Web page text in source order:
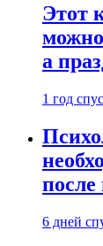
Этот
а
1 год
после
6 дней